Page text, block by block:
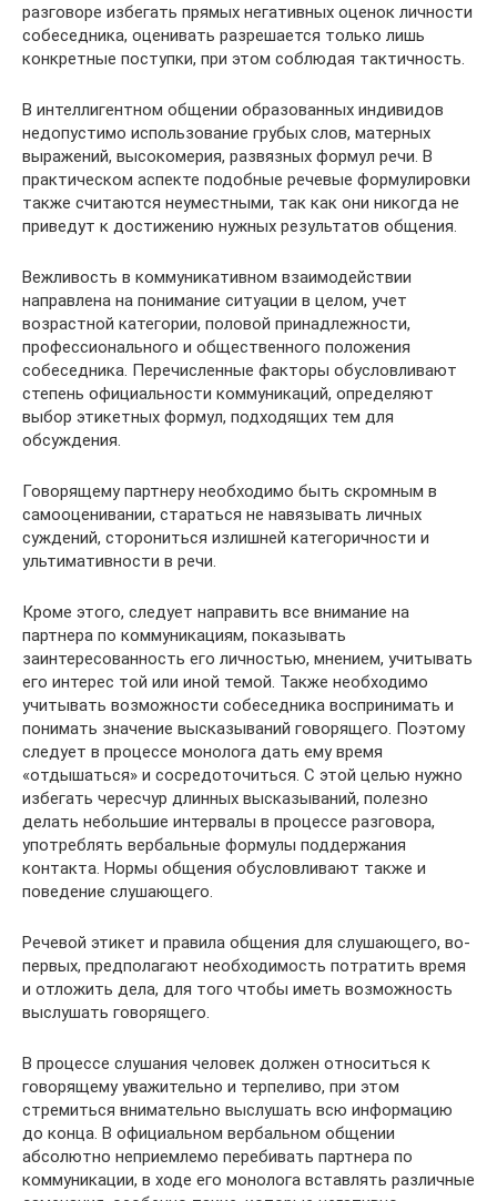
разговоре избегать прямых негативных оценок личности
собеседника, оценивать разрешается только лишь
конкретные поступки, при этом соблюдая тактичность.
В интеллигентном общении образованных индивидов
недопустимо использование грубых слов, матерных
выражений, высокомерия, развязных формул речи. В
практическом аспекте подобные речевые формулировки
также считаются неуместными, так как они никогда не
приведут к достижению нужных результатов общения.
Вежливость в коммуникативном взаимодействии
направлена на понимание ситуации в целом, учет
возрастной категории, половой принадлежности,
профессионального и общественного положения
собеседника. Перечисленные факторы обусловливают
степень официальности коммуникаций, определяют
выбор этикетных формул, подходящих тем для
обсуждения.
Говорящему партнеру необходимо быть скромным в
самооценивании, стараться не навязывать личных
суждений, сторониться излишней категоричности и
ультимативности в речи.
Кроме этого, следует направить все внимание на
партнера по коммуникациям, показывать
заинтересованность его личностью, мнением, учитывать
его интерес той или иной темой. Также необходимо
учитывать возможности собеседника воспринимать и
понимать значение высказываний говорящего. Поэтому
следует в процессе монолога дать ему время
«отдышаться» и сосредоточиться. С этой целью нужно
избегать чересчур длинных высказываний, полезно
делать небольшие интервалы в процессе разговора,
употреблять вербальные формулы поддержания
контакта. Нормы общения обусловливают также и
поведение слушающего.
Речевой этикет и правила общения для слушающего, во-
первых, предполагают необходимость потратить время
и отложить дела, для того чтобы иметь возможность
выслушать говорящего.
В процессе слушания человек должен относиться к
говорящему уважительно и терпеливо, при этом
стремиться внимательно выслушать всю информацию
до конца. В официальном вербальном общении
абсолютно неприемлемо перебивать партнера по
коммуникации, в ходе его монолога вставлять различные